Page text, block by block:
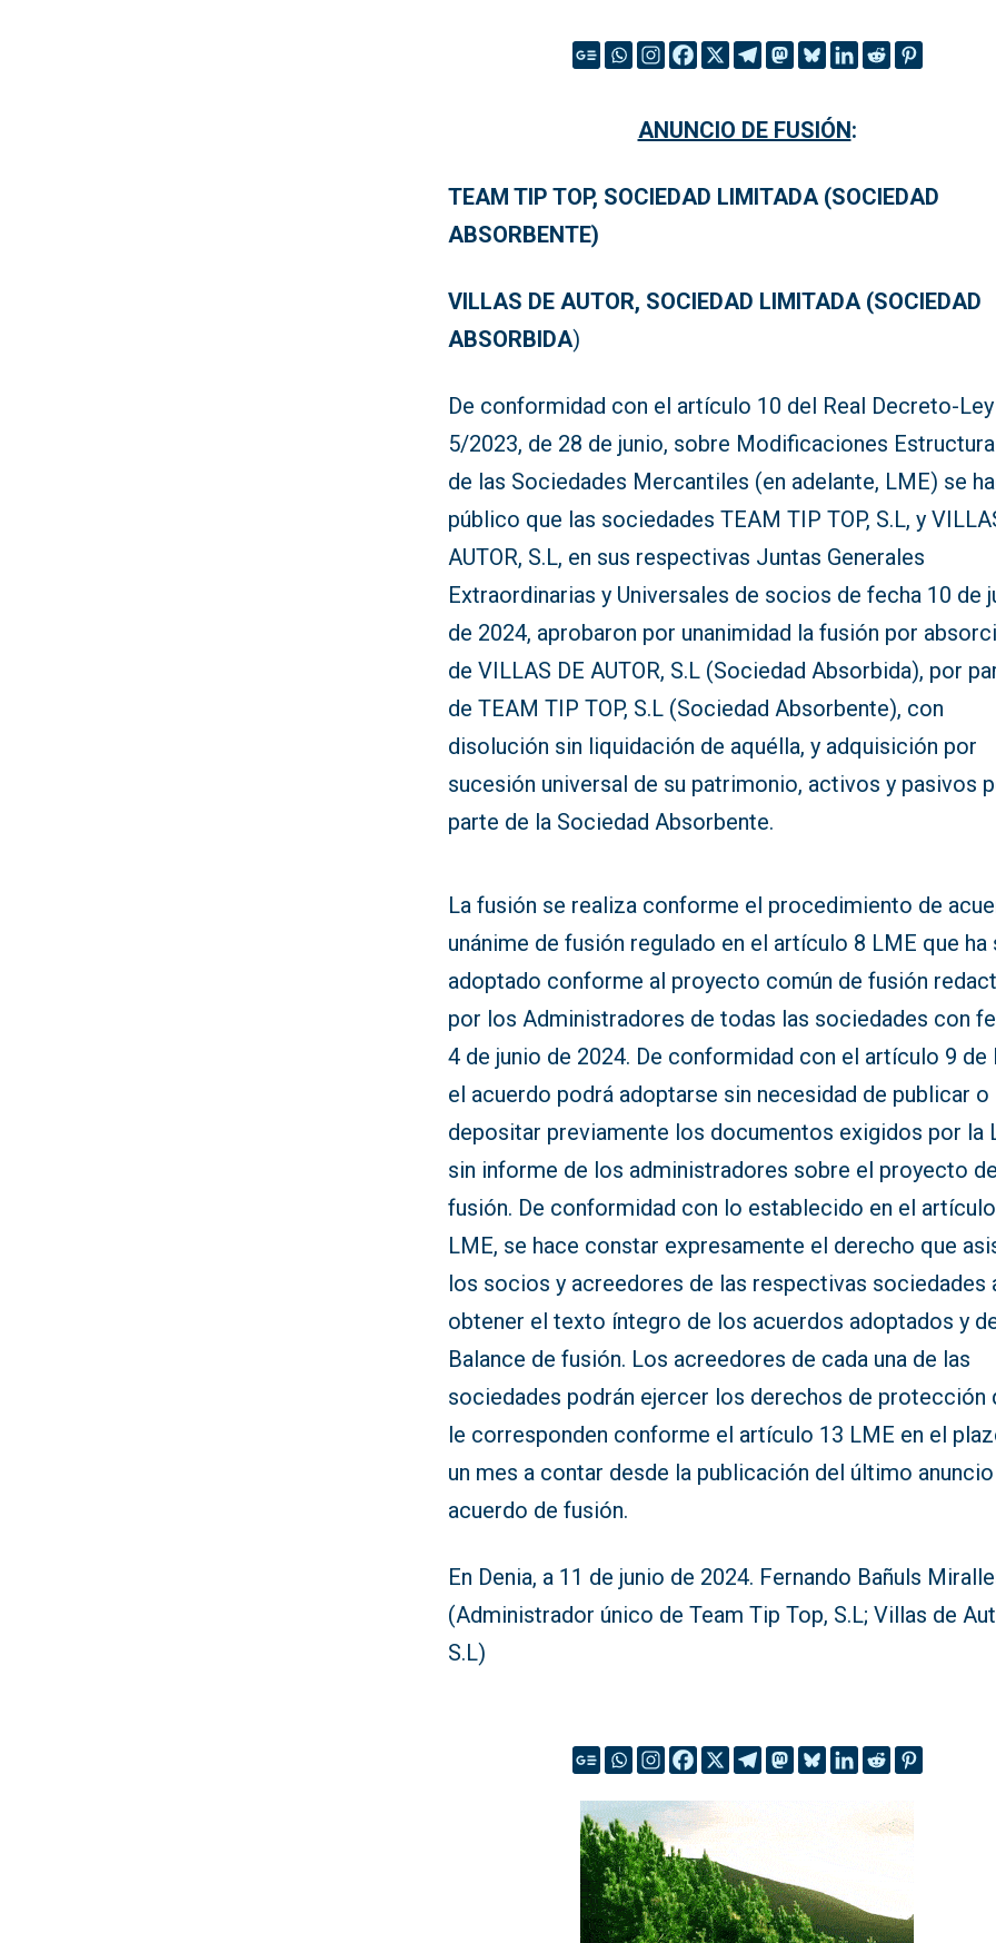
ANUNCIO DE FUSIÓN:
TEAM TIP TOP, SOCIEDAD LIMITADA (SOCIEDAD
ABSORBENTE)
VILLAS DE AUTOR, SOCIEDAD LIMITADA (SOCIEDAD
ABSORBIDA)
De conformidad con el artículo 10 del Real Decreto-Ley
5/2023, de 28 de junio, sobre Modificaciones
de las Sociedades Mercantiles (en adelante, LME) se
público que las sociedades TEAM TIP TOP, S.L, y
AUTOR, S.L, en sus respectivas Juntas Generales
Extraordinarias y Universales de socios de fecha 10 de
de 2024, aprobaron por unanimidad la fusión por
de VILLAS DE AUTOR, S.L (Sociedad Absorbida), por
de TEAM TIP TOP, S.L (Sociedad Absorbente), con
disolución sin liquidación de aquélla, y adquisición por
sucesión universal de su patrimonio, activos y pasivos
parte de la Sociedad Absorbente.
La fusión se realiza conforme el procedimiento de
unánime de fusión regulado en el artículo 8 LME que ha
adoptado conforme al proyecto común de fusión
por los Administradores de todas las sociedades con
4 de junio de 2024. De conformidad con el artículo 9 de
el acuerdo podrá adoptarse sin necesidad de publicar o
depositar previamente los documentos exigidos por la
sin informe de los administradores sobre el proyecto de
fusión. De conformidad con lo establecido en el
LME, se hace constar expresamente el derecho que
los socios y acreedores de las respectivas sociedades
obtener el texto íntegro de los acuerdos adoptados y
Balance de fusión. Los acreedores de cada una de las
sociedades podrán ejercer los derechos de protección
le corresponden conforme el artículo 13 LME en el
un mes a contar desde la publicación del último
acuerdo de fusión.
En Denia, a 11 de junio de 2024. Fernando Bañuls
(Administrador único de Team Tip Top, S.L; Villas de
S.L)